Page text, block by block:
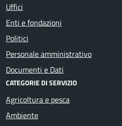
Uffici
Enti e fondazioni
Politici
Personale amministrativo
Documenti e Dati
CATEGORIE DI SERVIZIO
Agricoltura e pesca
Ambiente